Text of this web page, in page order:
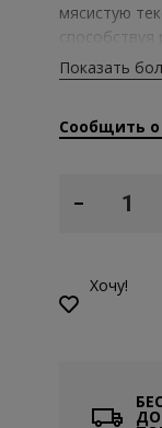
мясистую
сохраняя
пикантному
Показать
Сообщить
Хочу!